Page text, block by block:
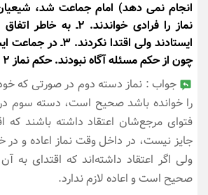
نماز را فرادی خواندند.
ایستادند ولی اقتدا
چون از حکم مسئله آگاه نبودند. حکم نماز ۲ و ۳ چیست؟
جواب : نماز دسته دوم در صورتی که
را خوانده باشد صحیح است، دسته سوم
فتوای مرجع‌شان اعتقاد داشته باشند
جایز نیست، در داخل وقت نماز اعاده و در
ولی اگر اعتقاد داشته‌اند که اقتدای به
صحیح است و اعاده لازم ندارد.